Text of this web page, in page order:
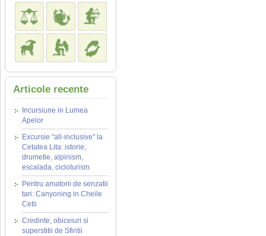
Articole recente
Incursiune in Lumea
Apelor
Excursie "all-inclusive" la
Cetatea Lita: istorie,
drumetie, alpinism,
escalada, cicloturism
Pentru amatorii de senzatii
tari: Canyoning in Cheile
Cetii
Credinte, obiceiuri si
superstitii de Sfintii